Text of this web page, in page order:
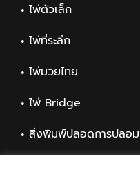
ไพ่ตัวเล็ก
ไพ่ที่ระลึก
ไพ่มวยไทย
ไพ่ Bridge
สิ่งพิมพ์ปลอดการปลอ